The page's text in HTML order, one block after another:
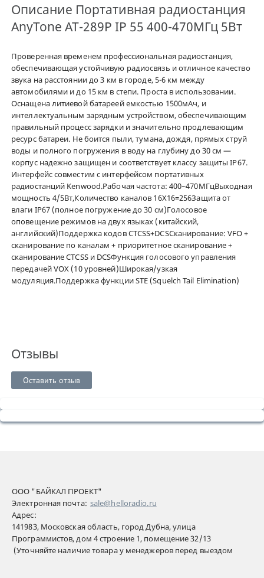
Описание Портативная радиостанция
AnyTone AT-289P IP 55 400-470МГц 5Вт
Проверенная временем профессиональная радиостанция,
обеспечивающая устойчивую радиосвязь и отличное качество
звука на расстоянии до 3 км в городе, 5-6 км между
автомобилями и до 15 км в степи. Проста в использовании.
Оснащена литиевой батареей емкостью 1500мАч, и
интеллектуальным зарядным устройством, обеспечивающим
правильный процесс зарядки и значительно продлевающим
ресурс батареи. Не боится пыли, тумана, дождя, прямых струй
воды и полного погружения в воду на глубину до 30 см —
корпус надежно защищен и соответствует классу защиты IP67.
Интерфейс совместим с интерфейсом портативных
радиостанций Kenwood.Рабочая частота: 400~470МГцВыходная
мощность 4/5Вт,Количество каналов 16X16=256Защита от
влаги IP67 (полное погружение до 30 см)Голосовое
оповещение режимов на двух языках (китайский,
английский)Поддержка кодов CTCSS+DCSСканирование: VFO +
сканирование по каналам + приоритетное сканирование +
сканирование CTCSS и DCSФункция голосового управления
передачей VOX (10 уровней)Широкая/узкая
модуляция.Поддержка функции STE (Squelch Tail Elimination)
Отзывы
Оставить отзыв
ООО "БАЙКАЛ ПРОЕКТ"
Электронная почта: sale@helloradio.ru
Адрес:
141983, Московская область, город Дубна, улица
Программистов, дом 4 строение 1, помещение 32/13
(Уточняйте наличие товара у менеджеров перед выездом